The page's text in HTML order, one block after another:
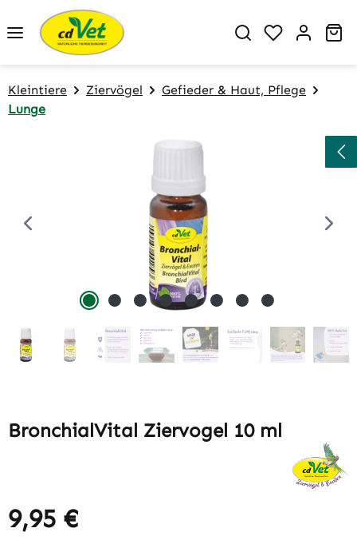
Zum Hauptinhalt springen
Du hast 0
Kleintiere Ziervögel
Gefieder & Haut, Pflege
Lunge
Bildergalerie überspringen
BronchialVital Ziervogel 10 ml
Regulärer Preis:
9,95 €